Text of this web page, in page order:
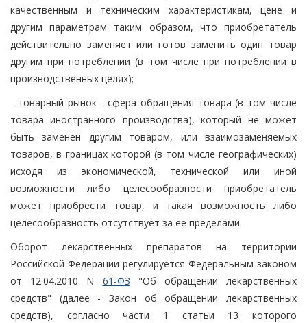
качественным и техническим характеристикам, цене и
другим параметрам таким образом, что приобретатель
действительно заменяет или готов заменить один товар
другим при потреблении (в том числе при потреблении в
производственных целях);
- товарный рынок - сфера обращения товара (в том числе
товара иностранного производства), который не может
быть заменен другим товаром, или взаимозаменяемых
товаров, в границах которой (в том числе географических)
исходя из экономической, технической или иной
возможности либо целесообразности приобретатель
может приобрести товар, и такая возможность либо
целесообразность отсутствует за ее пределами.
Оборот лекарственных препаратов на территории
Российской Федерации регулируется Федеральным законом
от 12.04.2010 N 61-ФЗ "Об обращении лекарственных
средств" (далее - Закон об обращении лекарственных
средств), согласно части 1 статьи 13 которого